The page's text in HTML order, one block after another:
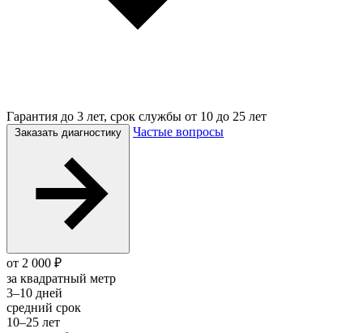
Гарантия до 3 лет, срок службы от 10 до 25 лет
Частые вопросы
от 2 000 ₽
за квадратный метр
3–10 дней
средний срок
10–25 лет